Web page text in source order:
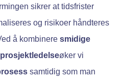
sikrer at tidsfrister
og risikoer håndteres
å kombinere smidige
prosjektledelseøker vi
samtidig som man